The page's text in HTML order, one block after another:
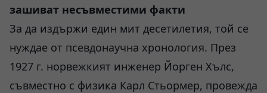
зашиват несъвместими факти
За да издържи един мит десетилетия, той се
нуждае от псевдонаучна хронология. През
1927 г. норвежкият инженер Йорген Хълс,
съвместно с физика Карл Стьормер, провежда